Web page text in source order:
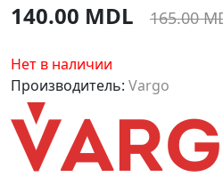
140.00 MDL 165.00
Нет в наличии
Производитель: Vargo